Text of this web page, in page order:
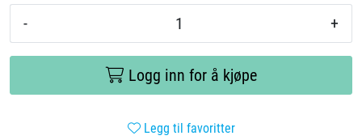
- +
Logg inn for å kjøpe
Legg til favoritter